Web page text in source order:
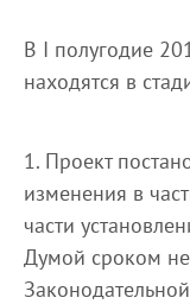
В I полугодие
находятся в
1. Проект
изменения в
части
Думой сроком не